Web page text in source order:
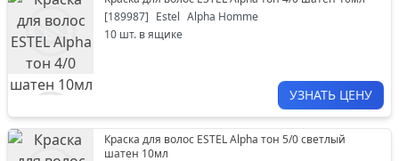
[189987] Estel Alpha Homme
10 шт. в ящике
УЗНАТЬ ЦЕНУ
Краска для волос ESTEL Alpha тон 5/0 светлый
шатен 10мл